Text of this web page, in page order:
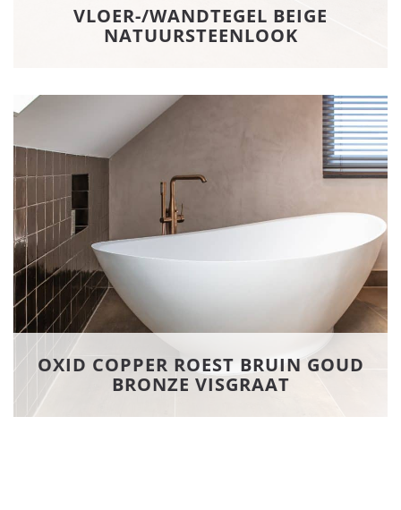
VLOER-/WANDTEGEL BEIGE
NATUURSTEENLOOK
OXID COPPER ROEST BRUIN GOUD
BRONZE VISGRAAT